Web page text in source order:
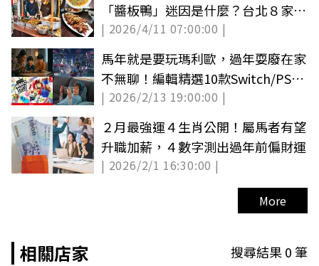
「醬板鴨」迷因是什麼？台北８家湘
菜推薦
| 2026/4/11 07:00:00 |
馬年就是要玩瑪利歐，過年耍廢在家
不無聊！編輯精選10款Switch/PS5
派對遊戲
| 2026/2/13 19:00:00 |
２月最強運４生肖公開！屬馬者有望
升職加薪，４數字測出過年前偏財運
| 2026/2/1 16:30:00 |
More
相關店家 搜尋結果0筆